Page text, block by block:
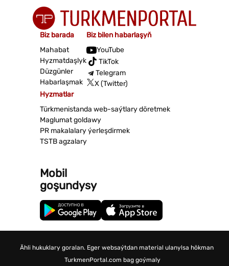
Biz barada
Mahabat
Hyzmatdaşlyk
Düzgünler
Habarlaşmak
Biz bilen habarlaşyň
YouTube
TikTok
Telegram
X (Twitter)
Hyzmatlar
Türkmenistanda web-saýtlary döretmek
Maglumat goldawy
PR makalalary ýerleşdirmek
TSTB agzalary
Mobil
goşundysy
Ähli hukuklary goralan. Eger websaýtdan material ulanylsa hökman
TurkmenPortal.com bag goýmaly